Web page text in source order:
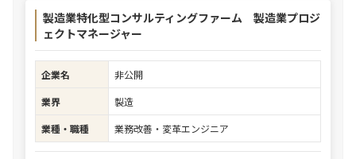
製造業特化型コンサルティングファーム 製造業プロジ
ェクトマネージャー
企業名
非公開
業界
製造
業種・職種
業務改善・変革エンジニア